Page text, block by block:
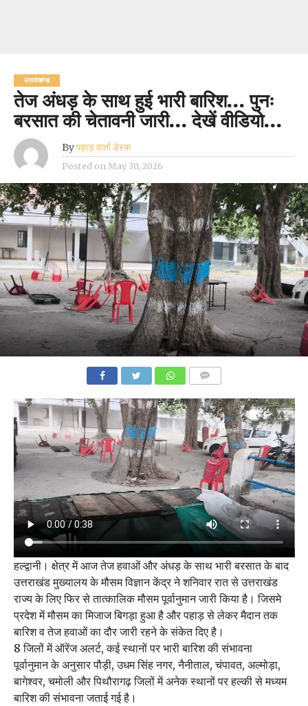
उत्तराखण्ड
तेज अंधड़ के साथ हुई भारी बारिश… पुनः
बरसात की चेतावनी जारी… देखें वीडियो…
Byपहाड़ वार्ता डेस्क
Posted on May 30, 2026
हल्द्वानी। क्षेत्र में आज तेज हवाओं और अंधड़ के साथ भारी बरसात के बाद
उत्तराखंड मुख्यालय के मौसम विज्ञान केंद्र ने शनिवार रात से उत्तराखंड
राज्य के लिए फिर से तात्कालिक मौसम पूर्वानुमान जारी किया है। जिसमे
प्रदेश में मौसम का मिजाज बिगड़ा हुआ है और पहाड़ से लेकर मैदान तक
बारिश व तेज हवाओं का दौर जारी रहने के संकेत दिए है।
8 जिलों में ऑरेंज अलर्ट, कई स्थानों पर भारी बारिश की संभावना
पूर्वानुमान के अनुसार पौड़ी, उधम सिंह नगर, नैनीताल, चंपावत, अल्मोड़ा,
बागेश्वर, चमोली और पिथौरागढ़ जिलों में अनेक स्थानों पर हल्की से मध्यम
बारिश की संभावना जताई गई है।